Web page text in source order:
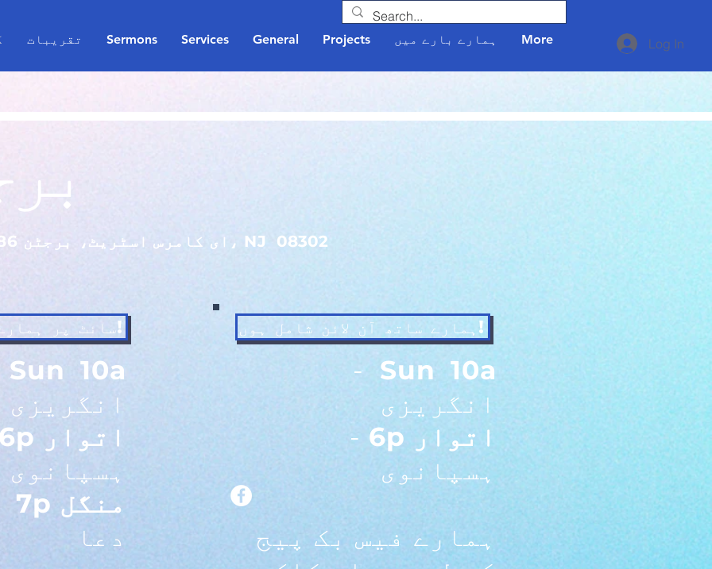
تقریبات Sermons Services General Projects ہمارے بارے میں More Log In
186 ای کامرس اسٹریٹ، برجٹن، NJ 08302
سائٹ پر ہمارے ساتھ شامل ہوں!
Sun 10a
انگریزی
اتوار 6p
ہسپانوی
منگل 7p
دعا
ہمارے ساتھ آن لائن شامل ہوں!
Sun 10a
-
انگریزی
اتوار 6p
-
ہسپانوی
ہمارے فیس بک پیج